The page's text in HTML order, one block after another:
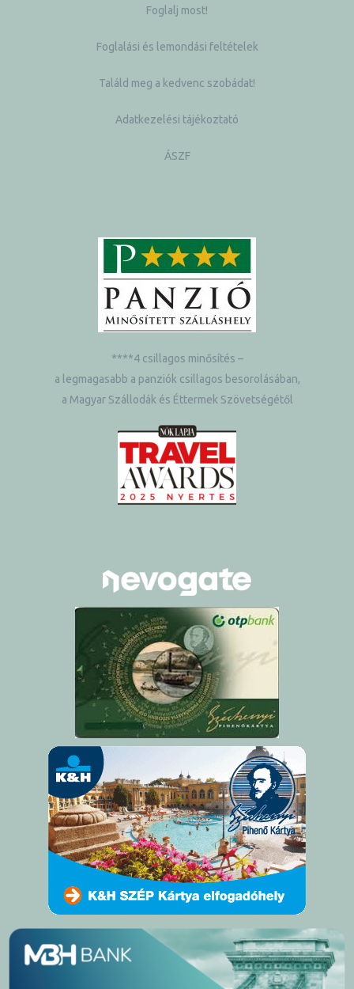
Foglalj most!
Foglalási és lemondási feltételek
Találd meg a kedvenc szobádat!
Adatkezelési tájékoztató
ÁSZF
****4 csillagos minősítés –
a legmagasabb a panziók csillagos besorolásában,
a Magyar Szállodák és Éttermek Szövetségétől